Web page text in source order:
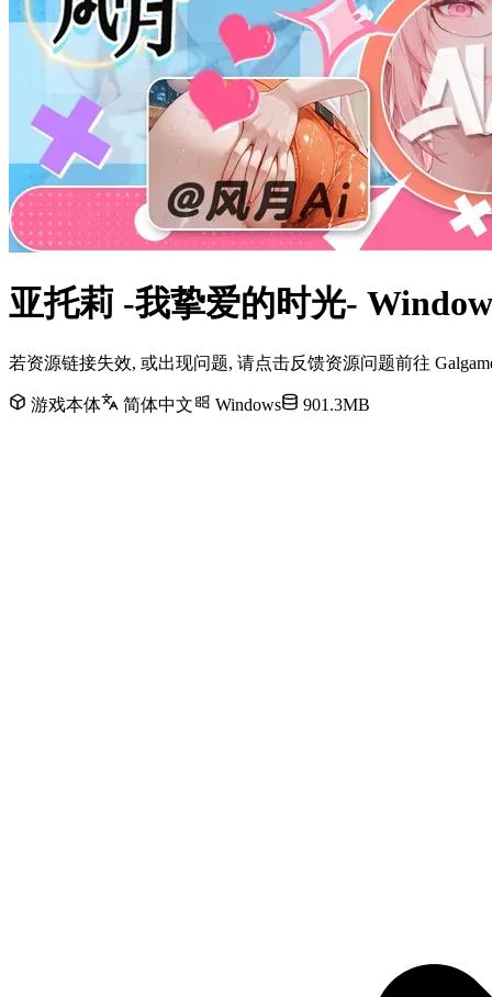
亚托莉 -我挚爱的时光-
若资源链接失效, 或出现问题, 请点击反馈资源问题前往
游戏本体 简体中文 Windows 901.3MB